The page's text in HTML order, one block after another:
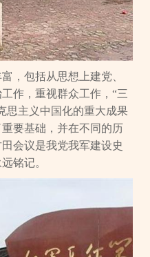
，包括从思想上建党、
作，重视群众工作，“三
思主义中国化的重大成果
要基础，并在不同的历
会议是我党我军建设史
铭记。